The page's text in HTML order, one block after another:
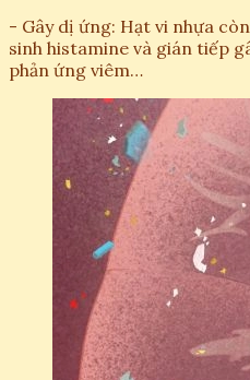
- Gây dị ứng: Hạt vi nhựa
sinh histamine và gián tiếp
phản ứng viêm…